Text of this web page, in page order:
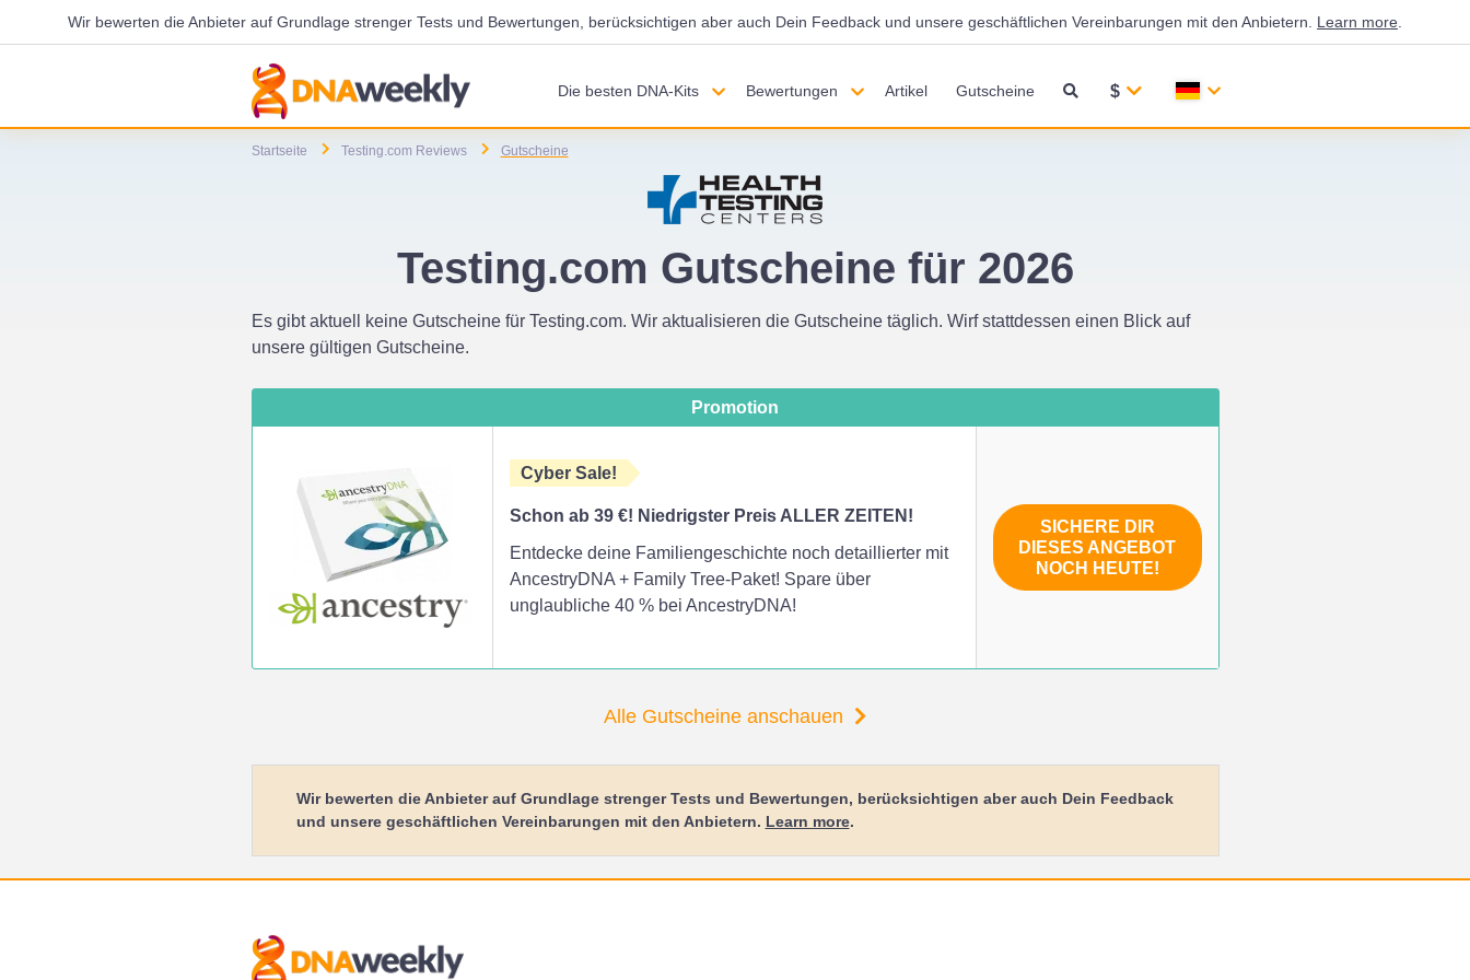
Wir bewerten die Anbieter auf Grundlage strenger Tests und Bewertungen, berücksichtigen aber auch Dein Feedback und unsere geschäftlichen Vereinbarungen mit den Anbietern. Learn more
Die besten DNA-Kits Bewertungen Artikel Gutscheine $
Startseite Testing.com Reviews Gutscheine
Testing.com Gutscheine für 2026
Es gibt aktuell keine Gutscheine für Testing.com. Wir aktualisieren die Gutscheine täglich. Wirf stattdessen einen Blick auf
unsere gültigen Gutscheine.
Promotion
Cyber Sale!
Schon ab 39 €! Niedrigster Preis ALLER ZEITEN!
Entdecke deine Familiengeschichte noch detaillierter mit
AncestryDNA + Family Tree-Paket! Spare über
unglaubliche 40 % bei AncestryDNA!
SICHERE DIR
DIESES ANGEBOT
NOCH HEUTE!
Alle Gutscheine anschauen
Wir bewerten die Anbieter auf Grundlage strenger Tests und Bewertungen, berücksichtigen aber auch Dein Feedback
und unsere geschäftlichen Vereinbarungen mit den Anbietern. Learn more.